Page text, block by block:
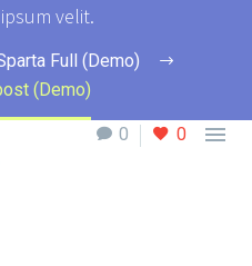
velit.
Full (Demo)
(Demo)
0 0 